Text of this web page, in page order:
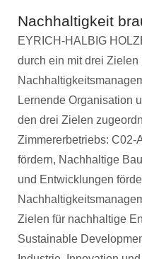
Nachhaltigkeit
EYRICH-HALBIG
durch ein mit drei Zielen
Lernende Organisation
den drei Zielen
Zimmererbetriebs: C02-
fördern, Nachhaltige
und Entwicklungen
Zielen für nachhaltige
Sustainable